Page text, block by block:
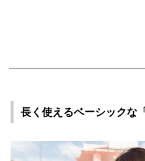
長く使えるベーシックな